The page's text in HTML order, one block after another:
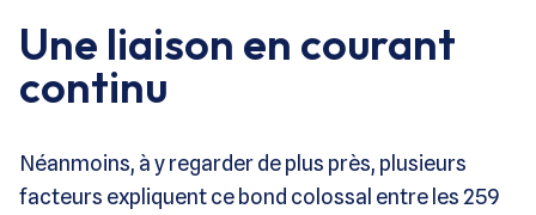
Une liaison en courant
continu
Néanmoins, à y regarder de plus près, plusieurs
facteurs expliquent ce bond colossal entre les 259